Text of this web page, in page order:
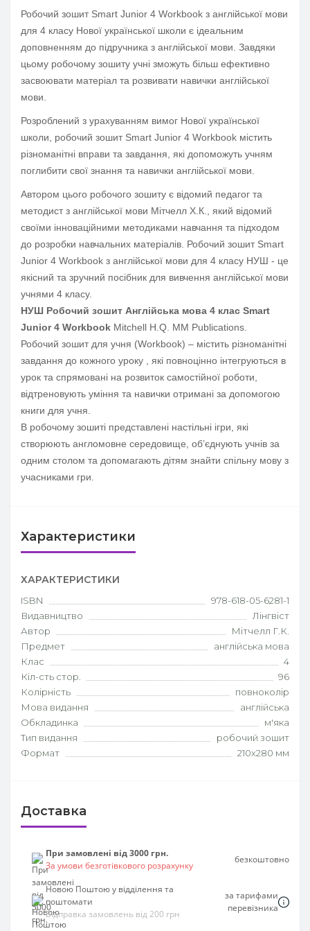
Робочий зошит Smart Junior 4 Workbook з англійської мови
для 4 класу Нової української школи є ідеальним
доповненням до підручника з англійської мови. Завдяки
цьому робочому зошиту учні зможуть більш ефективно
засвоювати матеріал та розвивати навички англійської
мови.
Розроблений з урахуванням вимог Нової української
школи, робочий зошит Smart Junior 4 Workbook містить
різноманітні вправи та завдання, які допоможуть учням
поглибити свої знання та навички англійської мови.
Автором цього робочого зошиту є відомий педагог та
методист з англійської мови Мітчелл Х.К., який відомий
своїми інноваційними методиками навчання та підходом
до розробки навчальних матеріалів. Робочий зошит Smart
Junior 4 Workbook з англійської мови для 4 класу НУШ - це
якісний та зручний посібник для вивчення англійської мови
учнями 4 класу.
НУШ Робочий зошит Англійська мова 4 клас Smart
Junior 4 Workbook Mitchell H.Q. MM Publications.
Робочий зошит для учня (Workbook) – містить різноманітні
завдання до кожного уроку , які повноцінно інтегруються в
урок та спрямовані на розвиток самостійної роботи,
відтреновують уміння та навички отримані за допомогою
книги для учня.
В робочому зошиті представлені настільні ігри, які
створюють англомовне середовище, об’єднують учнів за
одним столом та допомагають дітям знайти спільну мову з
учасниками гри.
Характеристики
ХАРАКТЕРИСТИКИ
ISBN
978-618-05-6281-1
Видавництво
Лінгвіст
Автор
Мітчелл Г.К.
Предмет
англійська мова
Клас
4
Кіл-сть стор.
96
Колірність
повноколір
Мова видання
англійська
Обкладинка
м'яка
Тип видання
робочий зошит
Формат
210х280 мм
Доставка
При замовлені від 3000 грн.
За умови безготівкового розрахунку
безкоштовно
Новою Поштою у відділення та
поштомати
Відправка замовлень від 200 грн
за тарифами
перевізника